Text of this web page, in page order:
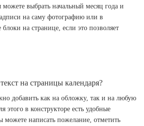
выбрать начальный месяц года и
на саму фотографию или в
на странице, если это позволяет
на страницы календаря?
добавить как на обложку, так и на любую
этого в конструкторе есть удобные
можете написать пожелание, отметить